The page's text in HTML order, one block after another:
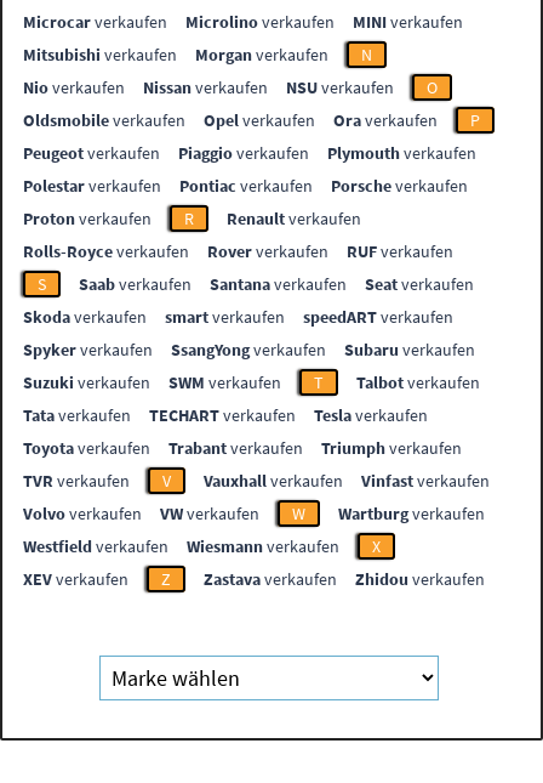
Microcarverkaufen Microlinoverkaufen MINIverkaufen
Mitsubishi verkaufen Morganverkaufen
N
Nioverkaufen Nissanverkaufen NSUverkaufen
O
Oldsmobileverkaufen Opelverkaufen Oraverkaufen
P
Peugeotverkaufen Piaggioverkaufen Plymouthverkaufen
Polestarverkaufen Pontiac verkaufen Porscheverkaufen
Protonverkaufen R Renaultverkaufen
Rolls-Royceverkaufen Roververkaufen RUFverkaufen
S
Saabverkaufen Santanaverkaufen Seatverkaufen
Skodaverkaufen smartverkaufen speedARTverkaufen
Spykerverkaufen SsangYongverkaufen Subaru verkaufen
Suzuki verkaufen SWM verkaufen T Talbotverkaufen
Tataverkaufen TECHARTverkaufen Teslaverkaufen
Toyotaverkaufen Trabantverkaufen Triumphverkaufen
TVR verkaufen V Vauxhallverkaufen Vinfastverkaufen
Volvoverkaufen VWverkaufen W Wartburgverkaufen
Westfieldverkaufen Wiesmannverkaufen
X
XEVverkaufen Z Zastavaverkaufen Zhidou verkaufen